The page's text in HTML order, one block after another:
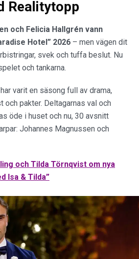
Realitytopp
och Felicia Hallgrén vann
Hotel” 2026 – men vägen dit
svek och tuffa beslut. Nu
och tankarna.
har varit en säsong full av drama,
och pakter. Deltagarnas val och
öde i huset och nu, 30 avsnitt
Johannes Magnussen och
och Tilda Törnqvist om nya
Isa & Tilda”